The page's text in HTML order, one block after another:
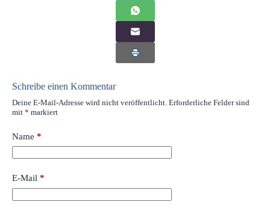
Schreibe einen Kommentar
Deine E-Mail-Adresse wird nicht veröffentlicht. Erforderliche Felder sind
mit * markiert
Name *
E-Mail *